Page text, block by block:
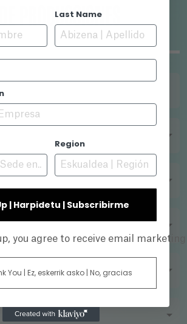
PRODUCCIONES
Last Name
Region
| Harpidetu | Subscribirme
you agree to receive email
You | Ez, eskerrik asko | No, gracias